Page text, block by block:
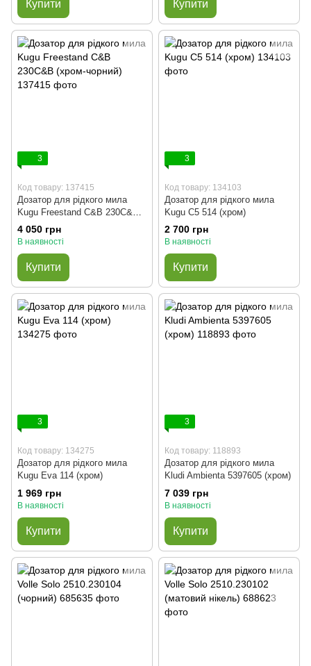
Купити Купити
3
Код товару: 137415
Дозатор для рідкого мила
Kugu Freestand C&B 230C&B
(хром-чорний)
4 050 грн
В наявності
Купити
3
Код товару: 134103
Дозатор для рідкого мила
Kugu C5 514 (хром)
2 700 грн
В наявності
Купити
3
Код товару: 134275
Дозатор для рідкого мила
Kugu Eva 114 (хром)
1 969 грн
В наявності
Купити
3
Код товару: 118893
Дозатор для рідкого мила
Kludi Ambienta 5397605 (хром)
7 039 грн
В наявності
Купити